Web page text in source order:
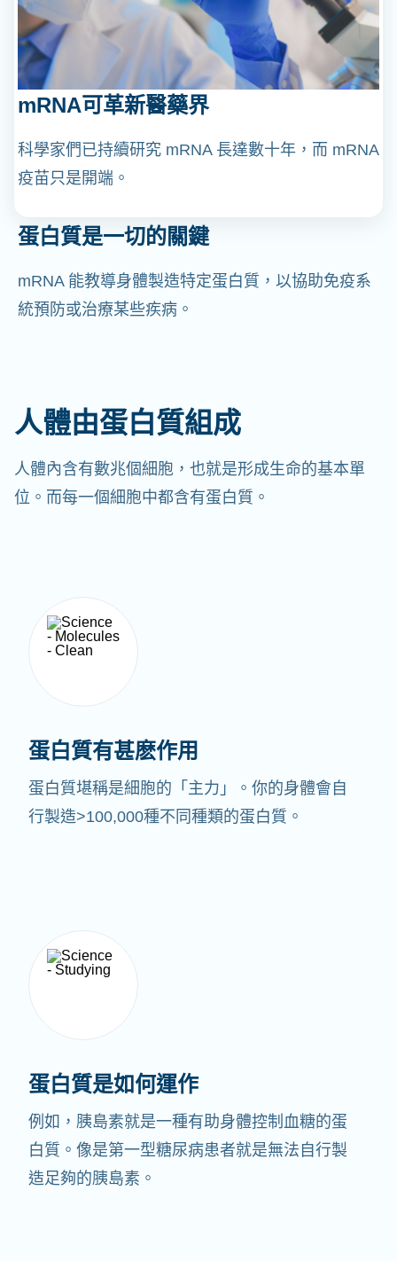
mRNA可革新醫藥界
科學家們已持續研究 mRNA 長達數十年，而 mRNA
疫苗只是開端。
蛋白質是一切的關鍵
mRNA 能教導身體製造特定蛋白質，以協助免疫系
統預防或治療某些疾病。
人體由蛋白質組成
人體內含有數兆個細胞，也就是形成生命的基本單
位。而每一個細胞中都含有蛋白質。
蛋白質有甚麽作用
蛋白質堪稱是細胞的「主力」。你的身體會自
行製造>100,000種不同種類的蛋白質。
蛋白質是如何運作
例如，胰島素就是一種有助身體控制血糖的蛋
白質。像是第一型糖尿病患者就是無法自行製
造足夠的胰島素。